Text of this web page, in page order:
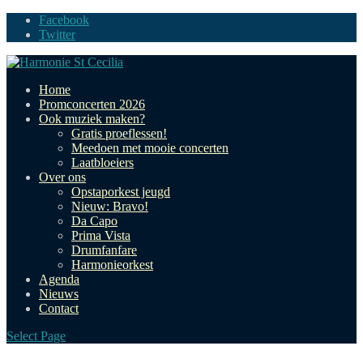
Facebook
Twitter
Home
Promconcerten 2026
Ook muziek maken?
Gratis proeflessen!
Meedoen met mooie concerten
Laatbloeiers
Over ons
Opstaporkest jeugd
Nieuw: Bravo!
Da Capo
Prima Vista
Drumfanfare
Harmonieorkest
Agenda
Nieuws
Contact
Select Page